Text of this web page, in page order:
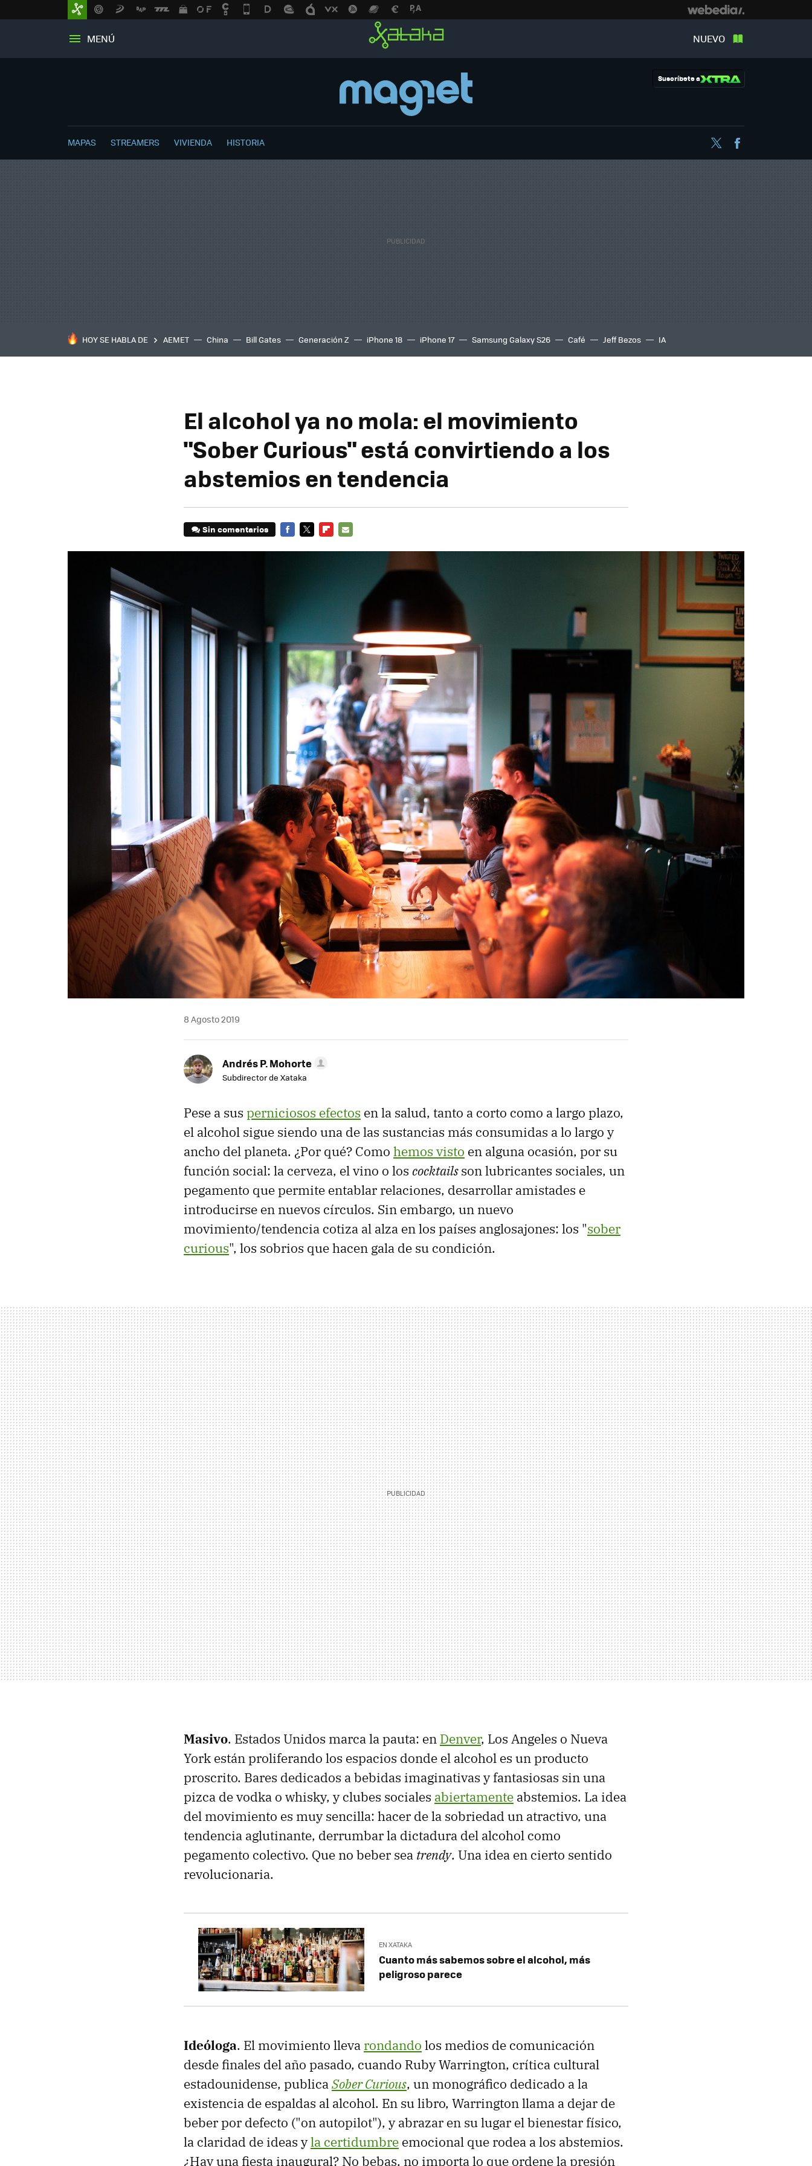
MENÚ NUEVO
Suscríbete a
MAPAS STREAMERS VIVIENDA HISTORIA Twitter
HOY SE HABLA DE AEMET China Bill Gates Generación Z iPhone 18 iPhone 17 Samsung Galaxy S26 Café Jeff Bezos IA
El alcohol ya no mola: el movimiento
"Sober Curious" está convirtiendo a los
abstemios en tendencia
Sin comentarios
8 Agosto 2019
Andrés P. Mohorte
Subdirector de Xataka
Pese a sus perniciosos efectos en la salud, tanto a corto como a largo plazo,
el alcohol sigue siendo una de las sustancias más consumidas a lo largo y
ancho del planeta. ¿Por qué? Como hemos visto en alguna ocasión, por su
función social: la cerveza, el vino o los cocktailsson lubricantes sociales, un
pegamento que permite entablar relaciones, desarrollar amistades e
introducirse en nuevos círculos. Sin embargo, un nuevo
movimiento/tendencia cotiza al alza en los países anglosajones: los "sober
curious", los sobrios que hacen gala de su condición.
Masivo. Estados Unidos marca la pauta: en Denver, Los Angeles o Nueva
York están proliferando los espacios donde el alcohol es un producto
proscrito. Bares dedicados a bebidas imaginativas y fantasiosas sin una
pizca de vodka o whisky, y clubes sociales abiertamente abstemios. La idea
del movimiento es muy sencilla: hacer de la sobriedad un atractivo, una
tendencia aglutinante, derrumbar la dictadura del alcohol como
pegamento colectivo. Que no beber sea trendy. Una idea en cierto sentido
revolucionaria.
EN XATAKA
Cuanto más sabemos sobre el alcohol, más
peligroso parece
Ideóloga. El movimiento lleva rondando los medios de comunicación
desde finales del año pasado, cuando Ruby Warrington, crítica cultural
estadounidense, publicaSober Curious, un monográfico dedicado a la
existencia de espaldas al alcohol. En su libro, Warrington llama a dejar de
beber por defecto ("on autopilot"), y abrazar en su lugar el bienestar físico,
la claridad de ideas yla certidumbre emocional que rodea a los abstemios.
¿Hay una fiesta inaugural? No bebas, no importa lo que ordene la presión